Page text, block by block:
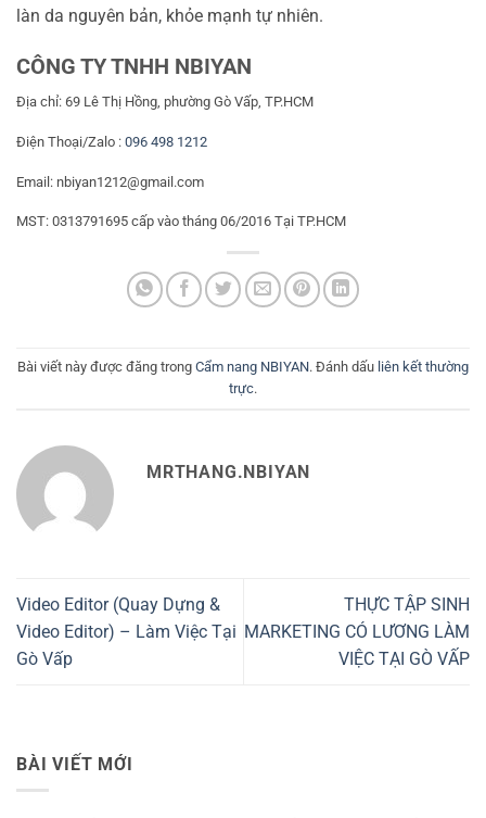
làn da nguyên bản, khỏe mạnh tự nhiên.
CÔNG TY TNHH NBIYAN
Địa chỉ: 69 Lê Thị Hồng, phường Gò Vấp, TP.HCM
Điện Thoại/Zalo : 096 498 1212
Email: nbiyan1212@gmail.com
MST: 0313791695 cấp vào tháng 06/2016 Tại TP.HCM
Bài viết này được đăng trong Cẩm nang NBIYAN. Đánh dấu liên kết thường
trực.
MRTHANG.NBIYAN
Video Editor (Quay Dựng &
Video Editor) – Làm Việc Tại
Gò Vấp
THỰC TẬP SINH
MARKETING CÓ LƯƠNG LÀM
VIỆC TẠI GÒ VẤP
BÀI VIẾT MỚI